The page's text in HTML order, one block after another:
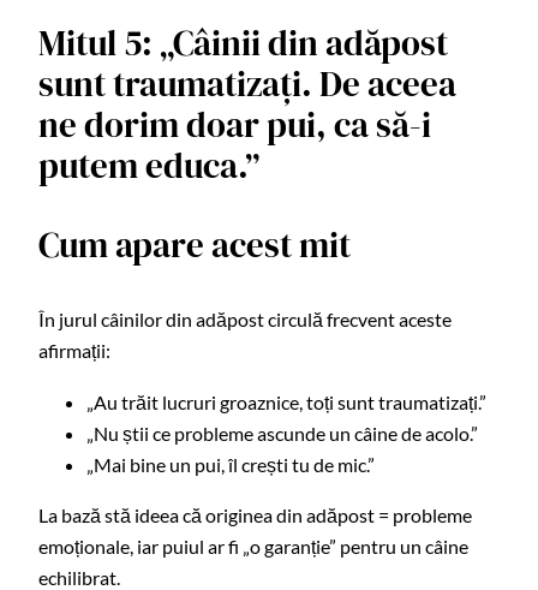
Mitul 5: „Câinii din adăpost
sunt traumatizați. De aceea
ne dorim doar pui, ca să-i
putem educa.”
Cum apare acest mit
În jurul câinilor din adăpost circulă frecvent aceste
afirmații:
„Au trăit lucruri groaznice, toți sunt traumatizați.”
„Nu știi ce probleme ascunde un câine de acolo.”
„Mai bine un pui, îl crești tu de mic.”
La bază stă ideea că originea din adăpost = probleme
emoționale, iar puiul ar fi „o garanție” pentru un câine
echilibrat.